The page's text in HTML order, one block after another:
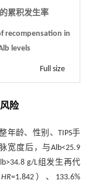
累积发生率
recompensation in
levels
Full size
险
年龄、性别、TIPS手
宽度后，与Alb<25.9
g/L组发生再代
HR=1.842）、133.6%